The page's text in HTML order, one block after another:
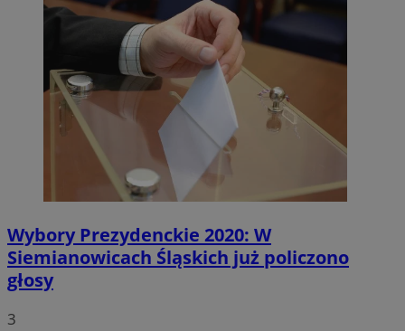
Wybory Prezydenckie 2020: W
Siemianowicach Śląskich już policzono
głosy
3